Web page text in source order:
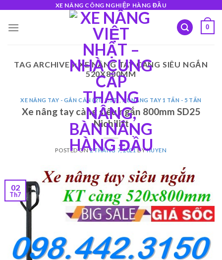
content
XE NÂNG CÔNG NGHIỆP HÀNG ĐẦU
0
TAG ARCHIVES: XE NÂNG TAY CÀNG SIÊU NGẮN
520X800MM
XE NÂNG TAY - GẮN CÂN (2T, 2.5T) ,XE NÂNG TAY 1 TẤN - 5 TẤN
Xe nâng tay càng siêu ngắn 800mm SD25
Nichilift
POSTED ON2 THÁNG 7, 2021BYHUYEN
02
Th7